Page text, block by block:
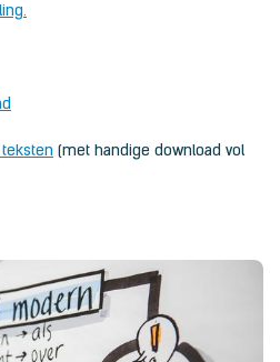
(met handige download vol